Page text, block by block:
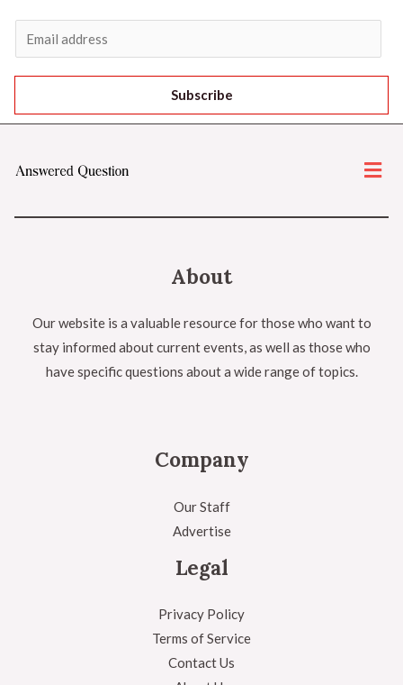
Subscribe
About
Our website is a valuable resource for those who want to
stay informed about current events, as well as those who
have specific questions about a wide range of topics.
Company
Our Staff
Advertise
Legal
Privacy Policy
Terms of Service
Contact Us